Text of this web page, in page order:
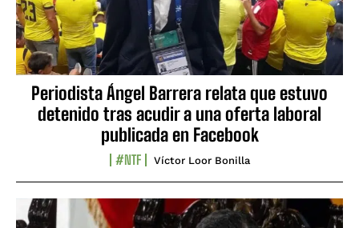
Periodista Ángel Barrera relata que estuvo
detenido tras acudir a una oferta laboral
publicada en Facebook
#NTF Víctor Loor Bonilla